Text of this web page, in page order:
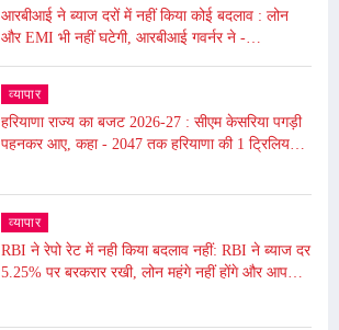
आरबीआई ने ब्याज दरों में नहीं किया कोई बदलाव : लोन
और EMI भी नहीं घटेगी, आरबीआई गवर्नर ने -
व्यापार
हरियाणा राज्य का बजट 2026-27 : सीएम केसरिया पगड़ी
पहनकर आए, कहा - 2047 तक हरियाणा की 1 ट्रिलियन
व्यापार
RBI ने रेपो रेट में नही किया बदलाव नहीं: RBI ने ब्याज दर
5.25% पर बरकरार रखी, लोन महंगे नहीं होंगे और आपकी